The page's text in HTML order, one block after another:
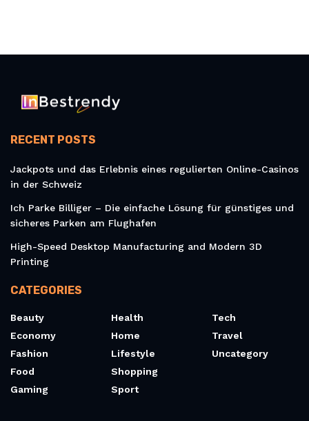
RECENT POSTS
Jackpots und das Erlebnis eines regulierten Online-Casinos
in der Schweiz
Ich Parke Billiger – Die einfache Lösung für günstiges und
sicheres Parken am Flughafen
High-Speed Desktop Manufacturing and Modern 3D
Printing
CATEGORIES
Beauty
Economy
Fashion
Food
Gaming
Health
Home
Lifestyle
Shopping
Sport
Tech
Travel
Uncategory